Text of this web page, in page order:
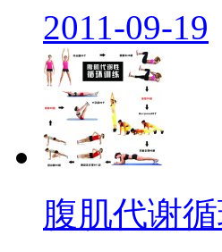
2011-09-19
腹肌代谢